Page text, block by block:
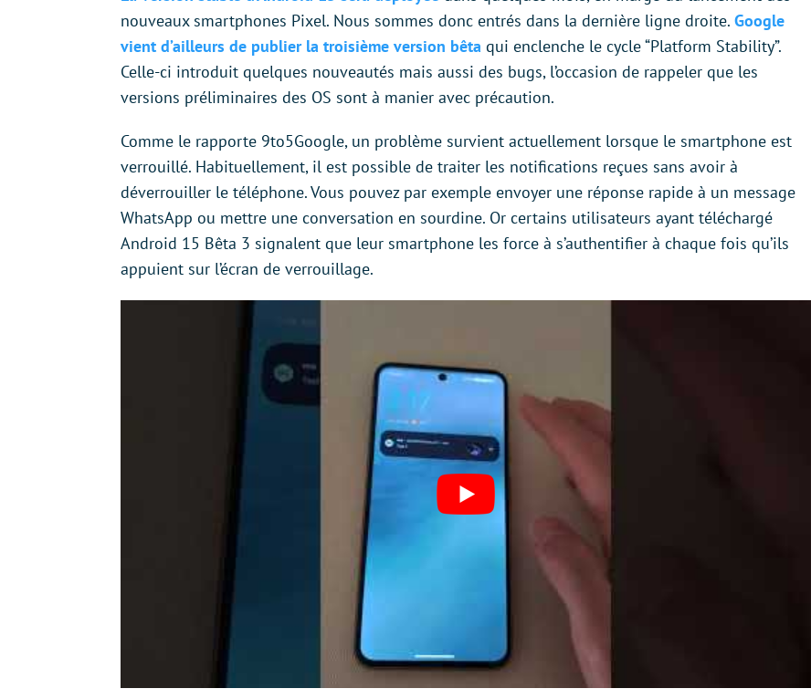
nouveaux smartphones Pixel. Nous sommes donc entrés dans la dernière ligne droite. Google
vient d’ailleurs de publier la troisième version bêta qui enclenche le cycle “Platform Stability”.
Celle-ci introduit quelques nouveautés mais aussi des bugs, l’occasion de rappeler que les
versions préliminaires des OS sont à manier avec précaution.
Comme le rapporte 9to5Google, un problème survient actuellement lorsque le smartphone est
verrouillé. Habituellement, il est possible de traiter les notifications reçues sans avoir à
déverrouiller le téléphone. Vous pouvez par exemple envoyer une réponse rapide à un message
WhatsApp ou mettre une conversation en sourdine. Or certains utilisateurs ayant téléchargé
Android 15 Bêta 3 signalent que leur smartphone les force à s’authentifier à chaque fois qu’ils
appuient sur l’écran de verrouillage.